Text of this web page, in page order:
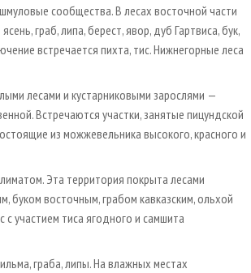
сообщества. В лесах восточной части
граб, липа, берест, явор, дуб Гартвиса, бук,
встречается пихта, тис. Нижнегорные леса
лесами и кустарниковыми зарослями —
Встречаются участки, занятые пицундской
из можжевельника высокого, красного и
Эта территория покрыта лесами
буком восточным, грабом кавказским, ольхой
участием тиса ягодного и самшита
граба, липы. На влажных местах